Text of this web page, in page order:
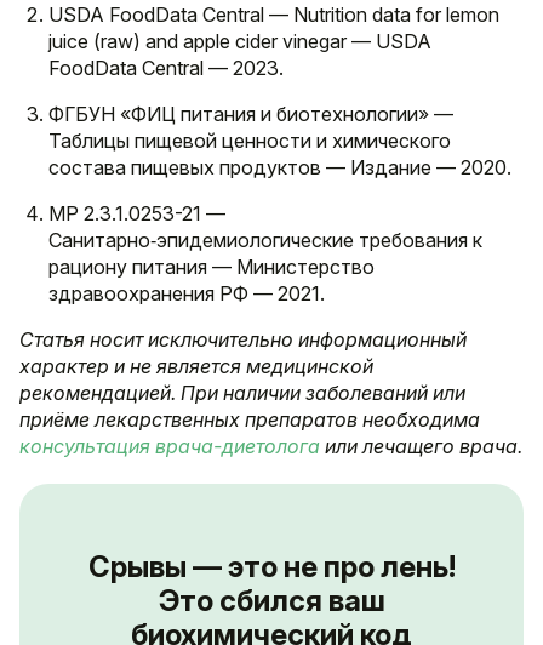
USDA FoodData Central — Nutrition data for lemon
juice (raw) and apple cider vinegar — USDA
FoodData Central — 2023.
ФГБУН «ФИЦ питания и биотехнологии» —
Таблицы пищевой ценности и химического
состава пищевых продуктов — Издание — 2020.
МР 2.3.1.0253-21 —
Санитарно‑эпидемиологические требования к
рациону питания — Министерство
здравоохранения РФ — 2021.
Статья носит исключительно информационный
характер и не является медицинской
рекомендацией. При наличии заболеваний или
приёме лекарственных препаратов необходима
консультация врача-диетолога или лечащего врача.
Срывы — это не про лень!
Это сбился ваш
биохимический код